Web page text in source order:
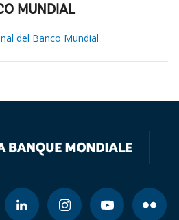
MUNDIAL
del Banco Mundial